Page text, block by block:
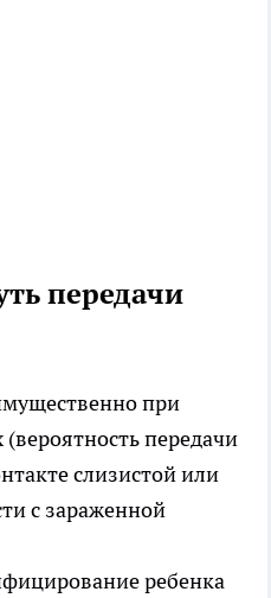
передачи
при
передачи
слизистой или
с зараженной
ребенка